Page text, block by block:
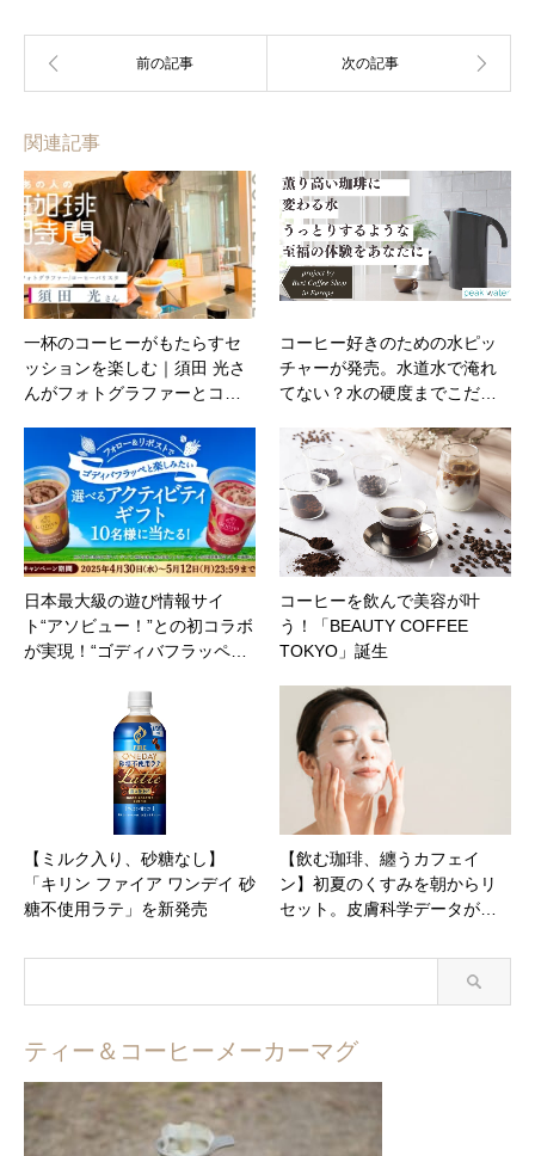
関連記事
一杯のコーヒーがもたらすセ
ッションを楽しむ｜須田 光さ
んがフォトグラファーとコ…
コーヒー好きのための水ピッ
チャーが発売。水道水で淹れ
てない？水の硬度までこだ…
日本最大級の遊び情報サイ
ト“アソビュー！”との初コラボ
が実現！“ゴディバフラッペ…
コーヒーを飲んで美容が叶
う！「BEAUTY COFFEE
TOKYO」誕生
【ミルク入り、砂糖なし】
「キリン ファイア ワンデイ 砂
糖不使用ラテ」を新発売
【飲む珈琲、纏うカフェイ
ン】初夏のくすみを朝からリ
セット。皮膚科学データが…
ティー＆コーヒーメーカーマグ